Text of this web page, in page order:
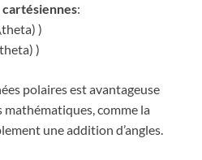
:
)
)
polaires est avantageuse
comme la
une addition d’angles.